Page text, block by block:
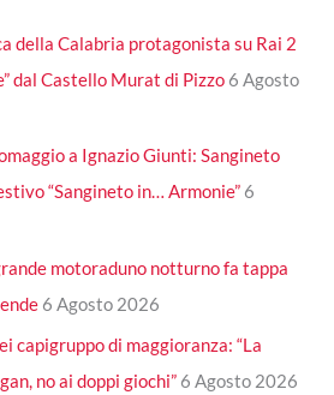
della Calabria protagonista su Rai 2
dal Castello Murat di Pizzo 6 Agosto
a Ignazio Giunti: Sangineto
“Sangineto in… Armonie” 6
motoraduno notturno fa tappa
6 Agosto 2026
capigruppo di maggioranza: “La
no ai doppi giochi” 6 Agosto 2026